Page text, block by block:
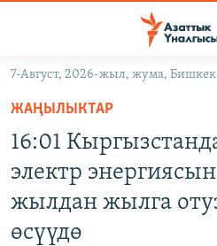
Навигацияга
өтүңүз
салыңызКЫРГЫЗСТАН
УКРАИНА
7-Август, 2026-жыл, жума, Бишкек
ЖАҢЫЛЫКТАР
16:01
электр
жылдан жылга
өсүүдө